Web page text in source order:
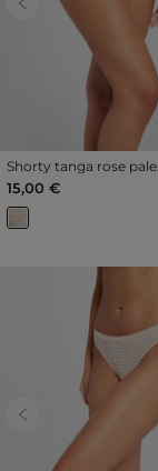
Previous
Shorty tanga rose pale
femme
15,00 €
Previous